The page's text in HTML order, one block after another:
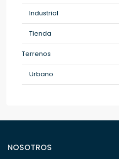
Industrial
Tienda
Terrenos
Urbano
NOSOTROS